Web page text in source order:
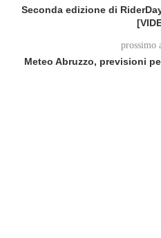
Seconda edizione di
prossimo
Meteo Abruzzo, previsioni